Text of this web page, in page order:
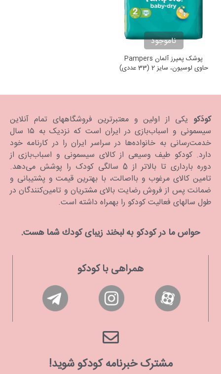
ناموجود
پوشک پمپرز آلمان Pampers
حاوی لوسیون، سایز 2 (33 عددی)
کودَکو یکی از اولین و معتبرترین فروشگاههای تمام آنلاین
سیسمونی و اسباب‌بازی در ایران است که نزدیک به ۱۵ سال
خدمت‌رسانی به خانواده‌ها در سراسر ایران را در کارنامه خود
دارد. كودكو طیف وسیعی از کالای سیسمونی و اسباب‌بازی از
دوره بارداری تا بالاتر از 5 سالگی کودک را پوشش می‌دهد.
تامین کالای مرغوب و بااصالت، با بهترین قیمت و پشتیبانی و
ضمانت پس از فروش رضایت بالای مشتریان و تامین‌کنندگان در
طول سالهای فعالیت کودکو را بهمراه داشته است.
حواس ما در كودكو به لبخند زیبای كودك شما هست.
همراهی با کودکو
مشترک خبرنامه کودکو شوید!